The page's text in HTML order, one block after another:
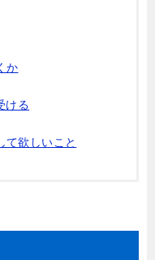
か
ける
て欲しいこと